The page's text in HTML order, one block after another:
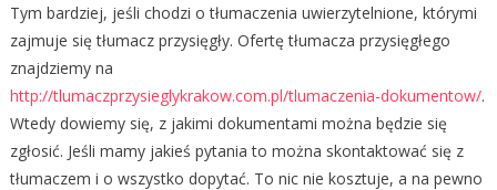
Tym bardziej, jeśli chodzi o tłumaczenia uwierzytelnione, którymi
zajmuje się tłumacz przysięgły. Ofertę tłumacza przysięgłego
znajdziemy na
http://tlumaczprzysieglykrakow.com.pl/tlumaczenia-dokumentow/.
Wtedy dowiemy się, z jakimi dokumentami można będzie się
zgłosić. Jeśli mamy jakieś pytania to można skontaktować się z
tłumaczem i o wszystko dopytać. To nic nie kosztuje, a na pewno